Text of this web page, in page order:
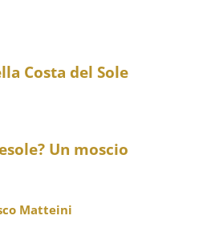
Costa del Sole
Un moscio
Matteini